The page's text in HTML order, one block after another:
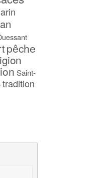
Le Portrait – Iain
Ajouter à ma
pêche
Saint-
tradition